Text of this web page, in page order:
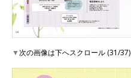
▼次の画像は下へスクロール (31/37)